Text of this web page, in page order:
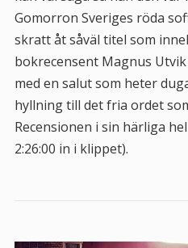
Gomorron Sveriges röda
skratt åt såväl titel som
bokrecensent Magnus
med en salut som heter
hyllning till det fria ordet
Recensionen i sin härliga
2:26:00 in i klippet).